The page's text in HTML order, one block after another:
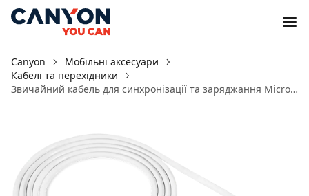
Canyon
Мобільні аксесуари
Кабелі та перехідники
Звичайний кабель для синхронізації та заряджання Micro USB - USB 2.0 UM-1 Білий